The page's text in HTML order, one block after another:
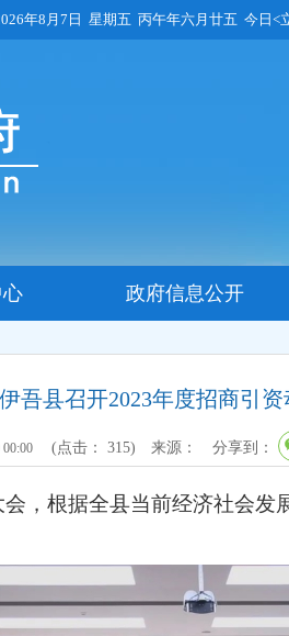
年8月7日 星期五 丙午年六月廿五 今日<
政府信息公开
伊吾县召开2023年度招商引
00:00 (点击： 315) 来源： 分享到：
，根据全县当前经济社会